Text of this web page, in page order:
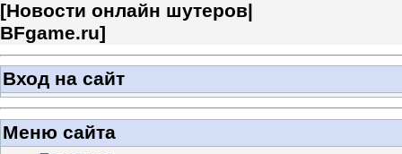
[Новости онлайн шутеров|
BFgame.ru]
Вход на сайт
Меню сайта